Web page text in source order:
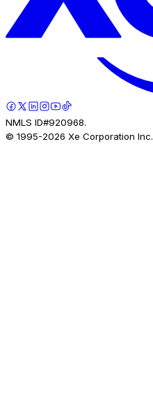
NMLS ID#920968.
© 1995-2026 Xe Corporation Inc.